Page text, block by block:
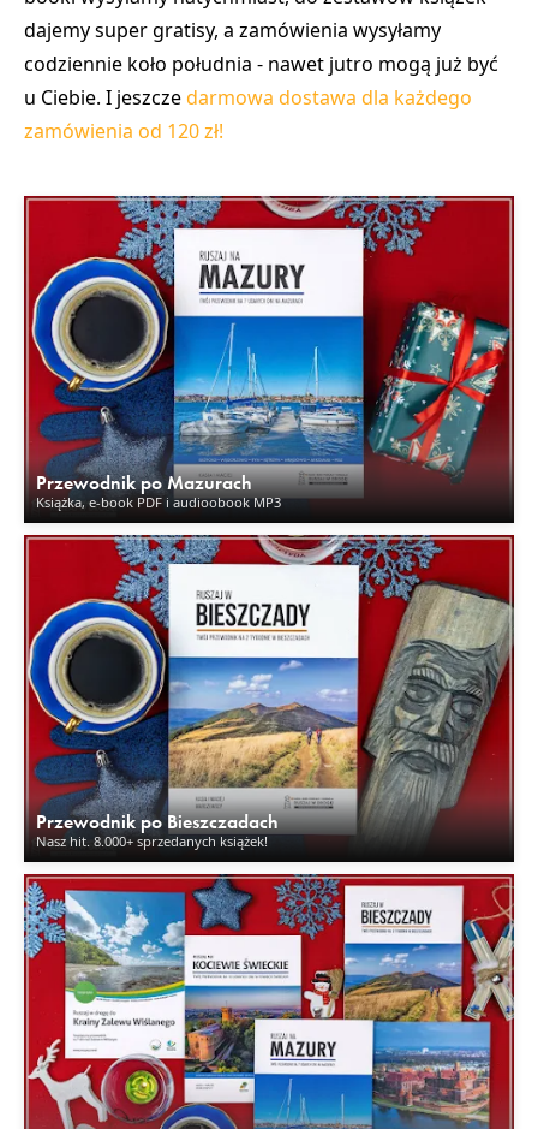
dajemy super gratisy, a zamówienia wysyłamy
codziennie koło południa - nawet jutro mogą już być
u Ciebie. I jeszczedarmowa dostawa dla każdego
zamówienia od 120 zł!
Przewodnik po Mazurach
Książka, e-book PDF i audioobook MP3
Przewodnik po Bieszczadach
Nasz hit. 8.000+ sprzedanych książek!